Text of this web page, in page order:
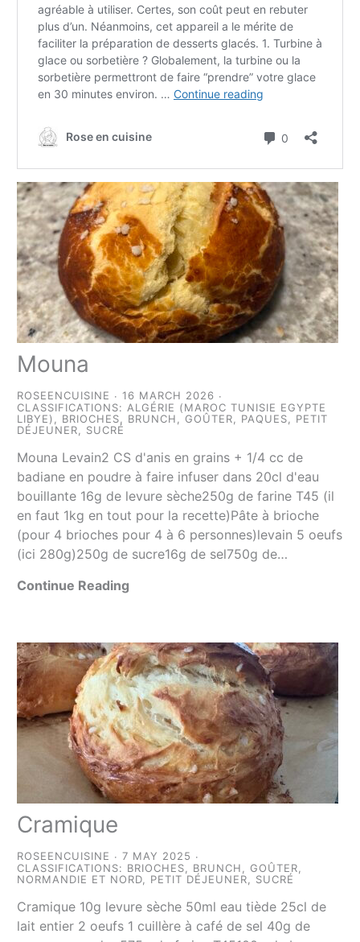
Mouna
ROSEENCUISINE
16 MARCH 2026
CLASSIFICATIONS:ALGÉRIE (MAROC TUNISIE EGYPTE
LIBYE), BRIOCHES, BRUNCH,GOÛTER, PAQUES, PETIT
DÉJEUNER, SUCRÉ
Mouna Levain2 CS d'anis en grains + 1/4 cc de
badiane en poudre à faire infuser dans 20cl d'eau
bouillante 16g de levure sèche250g de farine T45 (il
en faut 1kg en tout pour la recette)Pâte à brioche
(pour 4 brioches pour 4 à 6 personnes)levain 5 oeufs
(ici 280g)250g de sucre16g de sel750g de…
Continue Reading
Cramique
ROSEENCUISINE
7 MAY 2025
CLASSIFICATIONS: BRIOCHES, BRUNCH,GOÛTER,
NORMANDIE ET NORD, PETIT DÉJEUNER, SUCRÉ
Cramique 10g levure sèche 50ml eau tiède 25cl de
lait entier 2 oeufs 1 cuillère à café de sel 40g de